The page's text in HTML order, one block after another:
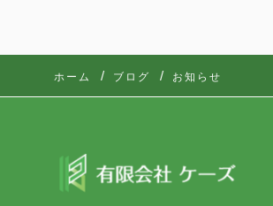
ホーム ブログ お知らせ